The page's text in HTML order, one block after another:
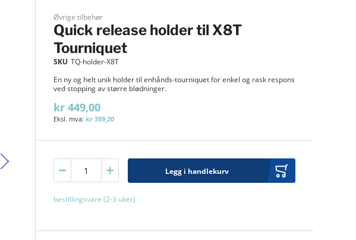
Øvrige tilbehør
Quick release holder til X8T
Tourniquet
SKU TQ-holder-X8T
En ny og helt unik holder til enhånds-tourniquet for enkel og rask respons
ved stopping av større blødninger.
kr 449,00
kr 359,20
Legg i handlekurv
bestillingsvare (2-3 uker)